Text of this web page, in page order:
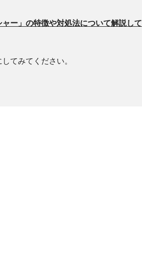
ー」の特徴や対処法について解説して
てみてください。